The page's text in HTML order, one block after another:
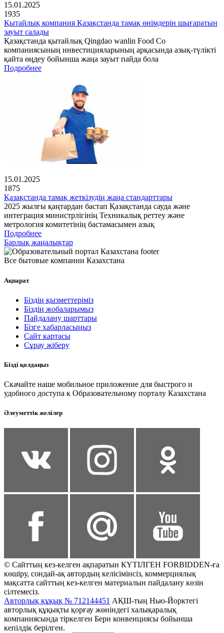
15.01.2025
1935
Қытайлық компания Қазақстанда тамақ өнімдерін шығаратын
зауыт салады
Қазақстанда қытайлық Qingdao wanlin Food Co
компаниясының инвестицияларының арқасында азық-түлікті
қайта өңдеу бойынша жаңа зауыт пайда бола
Подробнее
15.01.2025
1875
Қазақстанда тамақ жеткізудің жаңа стандарттары
2025 жылғы қаңтардан бастап Қазақстанда сауда және
интеграция министрлігінің Техникалық реттеу және
метрология комитетінің бастамасымен азық
Подробнее
Барлық жаңалықтар
Все бытовые компании Казахстана
Ақпарат
Біздің қызметтеріміз
Біздің жобаларымыз
Пайдалану шарттары
Бізге хабарласыңыз
Сайт картасы
Сұрау жіберу
Бізді қолдаңыз
Скачайте наше мобильное приложение для быстрого и
удобного доступа к Образовательному порталу Казахстана
Әлеуметтік желілер
© Сайттың кез-келген ақпаратын КҮТІЛГЕН FORBIDDEN-ға
көшіру, сондай-ақ автордың келісімінсіз, коммерциялық
мақсатта сайттың кез-келген материалын пайдалану көзін
сілтемесіз.
Авторлық құқық № 712144451 АҚШ-тың Нью-Йорктегі
авторлық құқықты қорғау жөніндегі халықаралық
компаниясында тіркелген Берн конвенциясы бойынша
кепілдік берілген.